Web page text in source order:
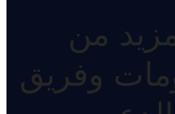
من
وفريق